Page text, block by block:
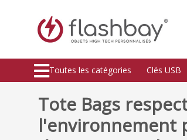
Toutes les catégories Clés USB
Tote Bags
l'environnement